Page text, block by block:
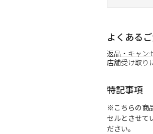
よくある
返品・キャン
店舗受け取り
特記事項
※こちらの商
セルとさせて
ださい。